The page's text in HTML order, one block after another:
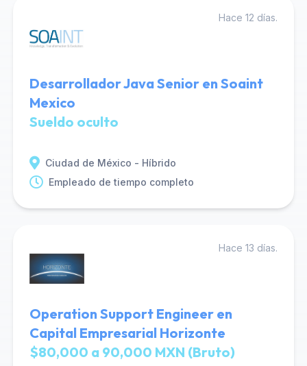
Hace 12 días.
Desarrollador Java Senior en Soaint
Mexico
Sueldo oculto
Ciudad de México - Híbrido
Empleado de tiempo completo
Hace 13 días.
Operation Support Engineer en
Capital Empresarial Horizonte
$80,000 a 90,000 MXN (Bruto)